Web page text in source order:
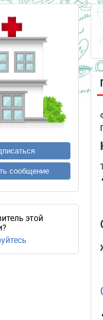
сообщение
этой